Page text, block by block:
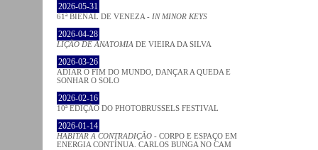
2026-05-31
61ª BIENAL DE VENEZA - IN MINOR KEYS
2026-04-28
LIÇÃO DE ANATOMIA DE VIEIRA DA SILVA
2026-03-26
ADIAR O FIM DO MUNDO, DANÇAR A QUEDA E
SONHAR O SOLO
2026-02-16
10ª EDIÇÃO DO PHOTOBRUSSELS FESTIVAL
2026-01-14
HABITAR A CONTRADIÇÃO - CORPO E ESPAÇO EM
ENERGIA CONTÍNUA. CARLOS BUNGA NO CAM